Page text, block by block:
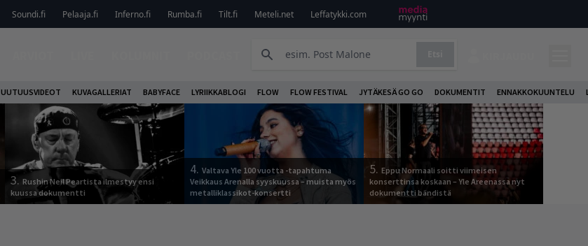
Soundi.fi Pelaaja.fi Inferno.fi Rumba.fi Tilt.fi Meteli.net Leffatykki.com
UUTUUSVIDEOT KUVAGALLERIAT BABYFACE LYRIIKKABLOGI FLOW FLOW FESTIVAL JYTÄKESÄ GO GO DOKUMENTIT ENNAKKOKUUNTELU
3. Rushin Neil Peartista ilmestyy ensi
kuussa dokumentti
4. Valtava Yle 100 vuotta -tapahtuma
Veikkaus Arenalla syyskuussa – muista myös
metalliklassikot-konsertti
5. Eppu Normaali soitti viimeisen
konserttinsa koskaan – Yle Areenassa nyt
dokumentti bändistä